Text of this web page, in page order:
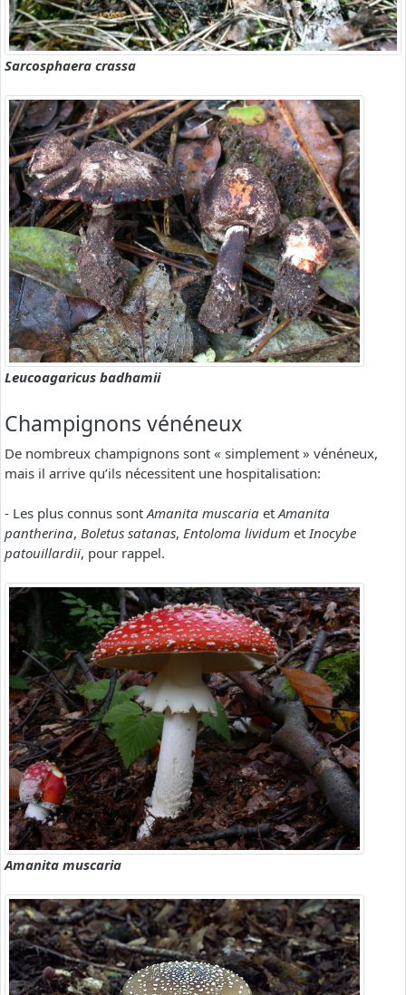
Sarcosphaera crassa
Leucoagaricus badhamii
Champignons vénéneux
De nombreux champignons sont « simplement » vénéneux,
mais il arrive qu’ils nécessitent une hospitalisation:
- Les plus connus sontAmanita muscaria etAmanita
pantherina, Boletus satanas, Entoloma lividum etInocybe
patouillardii, pour rappel.
Amanita muscaria